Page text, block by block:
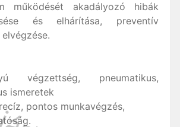
működését akadályozó hibák
és elhárítása, preventív
végzettség, pneumatikus,
ismeretek
pontos munkavégzés,